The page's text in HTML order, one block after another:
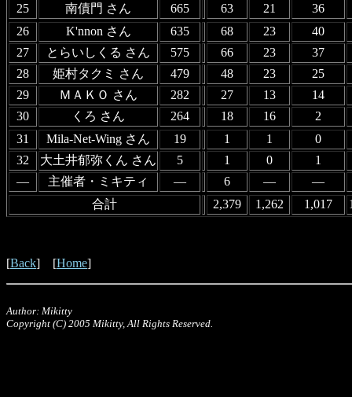
25
南債門 さん 665 63 21
36
26
K'nnon さん 635 68 23
40
27
とらいしくる さん 575 66 23
37
28
姫村タクミ さん 479 48 23
25
29
ＭＡＫＯ さん 282 27 13
14
30
くろ さん 264 18 16
2
31
Mila-Net-Wing さん 19 1 1
0
32
大土井郁弥くん さん 5 1 0
1
―
主催者・ミキティ ― 6 ―
―
合計
2,379 1,262 1,017
[Back] [Home]
Author: Mikitty
Copyright (C) 2005 Mikitty, All Rights Reserved.